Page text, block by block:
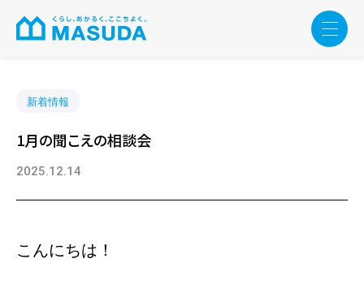
新着情報
1月の聞こえの相談会
2025.12.14
こんにちは！